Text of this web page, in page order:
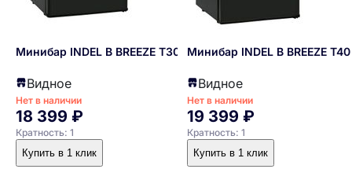
Минибар INDEL B BREEZE T30
Видное
Нет в наличии
18 399 ₽
Кратность: 1
Купить в 1 клик
Минибар INDEL B BREEZE T40
Видное
Нет в наличии
19 399 ₽
Кратность: 1
Купить в 1 клик